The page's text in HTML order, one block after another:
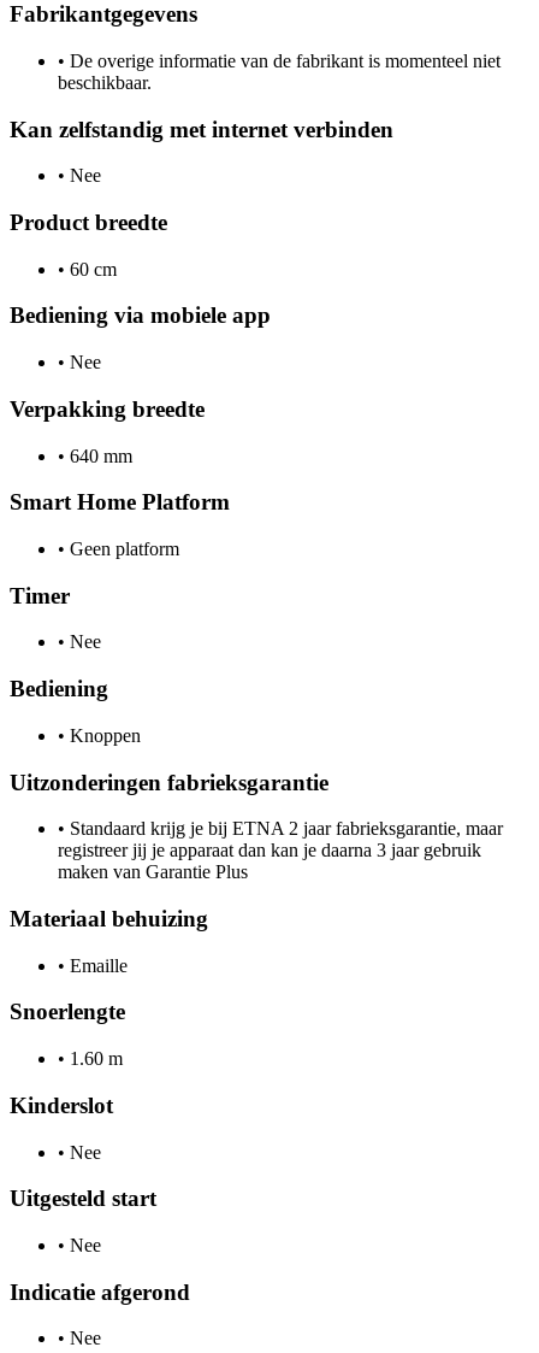
Fabrikantgegevens
• De overige informatie van de fabrikant is momenteel niet
beschikbaar.
Kan zelfstandig met internet verbinden
• Nee
Product breedte
• 60 cm
Bediening via mobiele app
• Nee
Verpakking breedte
• 640 mm
Smart Home Platform
• Geen platform
Timer
• Nee
Bediening
• Knoppen
Uitzonderingen fabrieksgarantie
• Standaard krijg je bij ETNA 2 jaar fabrieksgarantie, maar
registreer jij je apparaat dan kan je daarna 3 jaar gebruik
maken van Garantie Plus
Materiaal behuizing
• Emaille
Snoerlengte
• 1.60 m
Kinderslot
• Nee
Uitgesteld start
• Nee
Indicatie afgerond
• Nee